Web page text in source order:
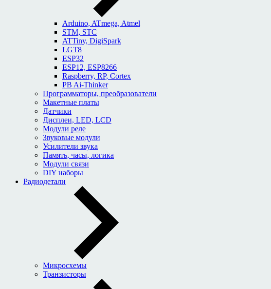
Arduino, ATmega, Atmel
STM, STC
ATTiny, DigiSpark
LGT8
ESP32
ESP12, ESP8266
Raspberry, RP, Cortex
PB Ai-Thinker
Программаторы, преобразователи
Макетные платы
Датчики
Дисплеи, LED, LCD
Модули реле
Звуковые модули
Усилители звука
Память, часы, логика
Модули связи
DIY наборы
Радиодетали
Микросхемы
Транзисторы